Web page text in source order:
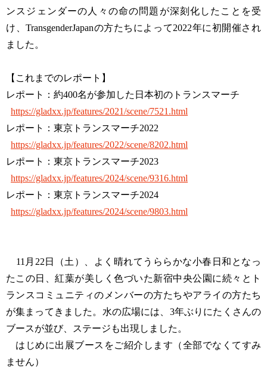
ンスジェンダーの人々の命の問題が深刻化したことを受
け、TransgenderJapanの方たちによって2022年に初開催され
ました。
【これまでのレポート】
レポート：約400名が参加した日本初のトランスマーチ
https://gladxx.jp/features/2021/scene/7521.html
レポート：東京トランスマーチ2022
https://gladxx.jp/features/2022/scene/8202.html
レポート：東京トランスマーチ2023
https://gladxx.jp/features/2024/scene/9316.html
レポート：東京トランスマーチ2024
https://gladxx.jp/features/2024/scene/9803.html
11月22日（土）、よく晴れてうららかな小春日和となっ
たこの日、紅葉が美しく色づいた新宿中央公園に続々とト
ランスコミュニティのメンバーの方たちやアライの方たち
が集まってきました。水の広場には、3年ぶりにたくさんの
ブースが並び、ステージも出現しました。
はじめに出展ブースをご紹介します（全部でなくてすみ
ません）